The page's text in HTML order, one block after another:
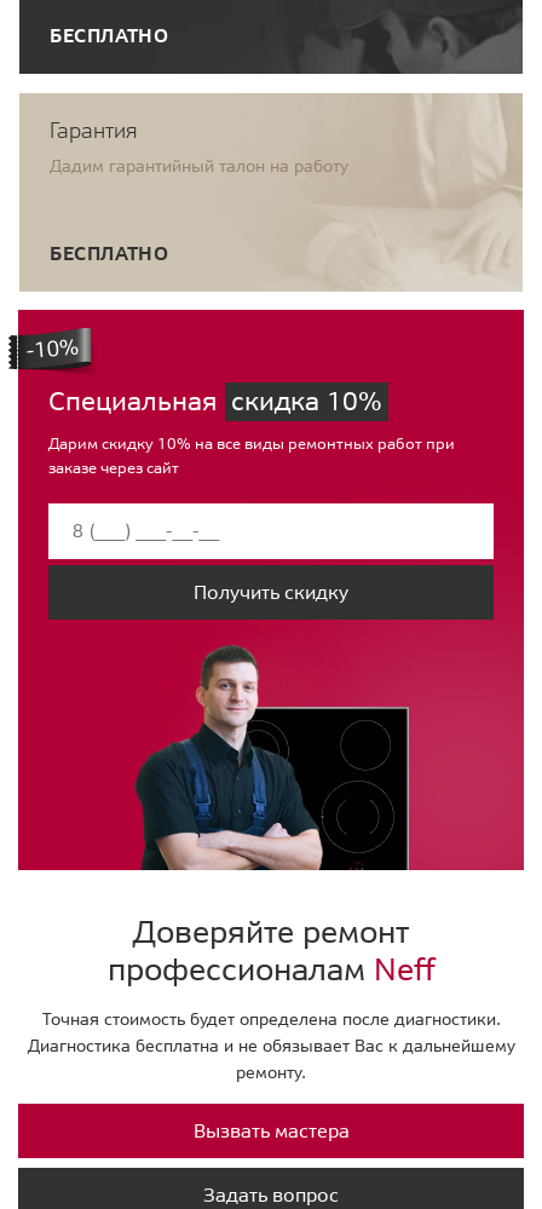
БЕСПЛАТНО
Гарантия
Дадим гарантийный талон на работу
БЕСПЛАТНО
Специальная скидка 10%
Дарим скидку 10% на все виды ремонтных работ при
заказе через сайт
Получить скидку
Доверяйте ремонт
профессионалам Neff
Точная стоимость будет определена после диагностики.
Диагностика бесплатна и не обязывает Вас к дальнейшему
ремонту.
Вызвать мастера
Задать вопрос